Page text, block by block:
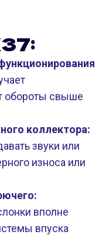
обороты свыше
коллектора:
звуки или
износа или
вполне
впуска